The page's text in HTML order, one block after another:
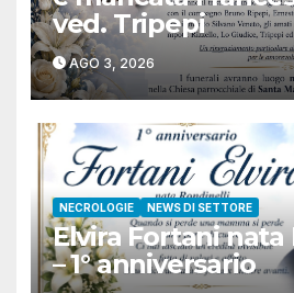
ved. Tripepi
AGO 3, 2026
NECROLOGIE NEWS DI SETTORE
Elvira Fortani
– 1° anniversario